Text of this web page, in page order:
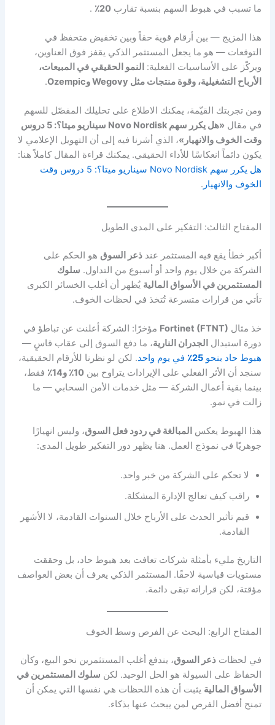
ما تسبب في هبوط السهم بنسبة تقارب20٪ .
هذا المزيج — بين أرقام قوية حقاً وبين تخفيض متحفظ في
التوقعات — هو ما يجعل المستثمر الذكي يقفز فوق العناوين،
ويركّز على الأساسيات الفعلية: النمو الحقيقي في المبيعات،
الأرباح التشغيلية، وقوة منتجات مثل Wegovy وOzempic
.
ومن تجربتك القيّمة، يمكنك الاطلاع على تحليلك المفصّل للسهم
في مقال
«هل يكرر سهم Novo Nordisk سيناريو ميتا؟: 5 دروس
وقت الخوف والانهيار»، الذي أشرنا فيه إلى أن التهويل الإعلامي لا
يكون دائماً انعكاسًا للأداء الحقيقي. يمكنك قراءة المقال كاملاً هنا:
هل يكرر سهم Novo Nordisk سيناريو ميتا؟: 5 دروس وقت
الخوف والانهيار .
المفتاح الثالث: التفكير على المدى الطويل
أكبر خطأ يقع فيه المستثمر عندذعر السوق هو الحكم على
الشركة من خلال يوم واحد أو أسبوع من التداول. سلوك
المستثمرين في الأسواق المالية يُظهر أن أغلب الخسائر الكبرى
تأتي من قرارات متسرعة تُتخذ في لحظات الخوف.
خذ مثال Fortinet (FTNT) مؤخرًا: الشركة أعلنت عن تباطؤ في
دورة استبدال الجدران النارية، ما دفع السوق إلى عقاب قاسٍ —
هبوط حاد بنحو25٪ في يوم واحد. لكن لو نظرنا للأرقام الحقيقية،
سنجد أن الأثر الفعلي على الإيرادات يتراوح بين10٪ و14٪
فقط،
بينما بقية أعمال الشركة — مثل خدمات الأمن السحابي — ما
زالت في نمو.
هذا الهبوط يعكس المبالغة في ردود فعل السوق، وليس انهيارًا
جوهريًا في نموذج العمل. هنا يظهر دور التفكير طويل المدى:
لا تحكم على الشركة من خبر واحد.
راقب كيف تعالج الإدارة المشكلة.
قيم تأثير الحدث على الأرباح خلال السنوات القادمة، لا الأشهر
القادمة.
التاريخ مليء بأمثلة شركات تعافت بعد هبوط حاد، بل وحققت
مستويات قياسية لاحقًا. المستثمر الذكي يعرف أن بعض العواصف
مؤقتة، لكن قراراته تبقى دائمة.
المفتاح الرابع: البحث عن الفرص وسط الخوف
في لحظاتذعر السوق، يندفع أغلب المستثمرين نحو البيع، وكأن
الحفاظ على السيولة هو الحل الوحيد. لكن سلوك المستثمرين في
الأسواق المالية يثبت أن هذه اللحظات هي نفسها التي يمكن أن
تمنح أفضل الفرص لمن يبحث عنها بذكاء.